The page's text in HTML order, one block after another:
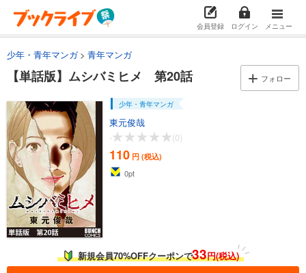
会員登録 ログイン メニュー
少年・青年マンガ 青年マンガ
【単話版】ムシバミヒメ 第20話 フォロー
少年・青年マンガ
東元俊哉
-
(0)
110 円 (税込)
0pt
新規会員70%OFFクーポンで33円(税込)
あらすじを表示する
110
あらすじを表示する
【単話版】ムシバミヒメ 第6話
110 円 (税込)
あらすじを表示する
【単話版】ムシバミヒメ 第7話
110円 (税込)
カート